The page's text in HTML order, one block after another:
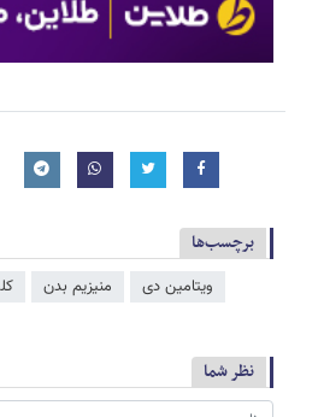
برچسب‌ها
ویتامین دی منیزیم بدن
نظر شما